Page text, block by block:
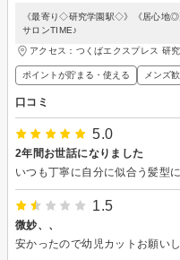
《最寄り◇研究学園駅◇》《居心地◎
サロンTIME♪
アクセス：つくばエクスプレス 研
ポイントが貯まる・使える メンズ
口コミ
5.0
2年間お世話になりました
1.5
微妙、、